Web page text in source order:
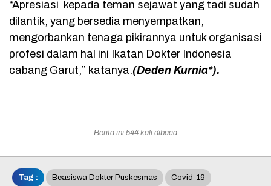
“Apresiasi kepada teman sejawat yang tadi sudah
dilantik, yang bersedia menyempatkan,
mengorbankan tenaga pikirannya untuk organisasi
profesi dalam hal ini Ikatan Dokter Indonesia
cabang Garut,” katanya.(Deden Kurnia*).
Berita ini 544 kali dibaca
Tag : Beasiswa Dokter Puskesmas Covid-19